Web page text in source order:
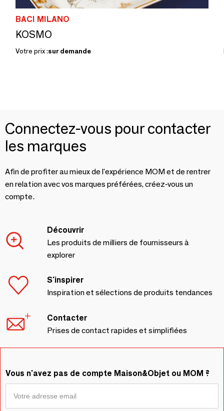
BACI MILANO
KOSMO
Votre prix :sur demande
Connectez-vous pour contacter
les marques
Afin de profiter au mieux de l'expérience MOM et de rentrer
en relation avec vos marques préférées, créez-vous un
compte.
Découvrir
Les produits de milliers de fournisseurs à
explorer
S'inspirer
Inspiration et sélections de produits tendances
Contacter
Prises de contact rapides et simplifiées
Vous n'avez pas de compte Maison&Objet ou MOM ?